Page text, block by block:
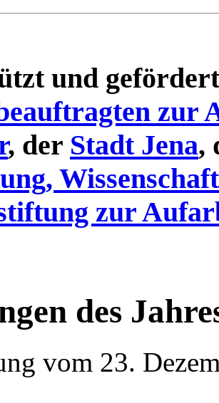
und
zur
, der Stadt Jena,
zur
des
vom 23.